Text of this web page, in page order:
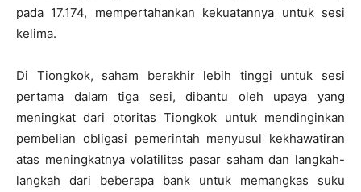
pada 17.174, mempertahankan kekuatannya untuk sesi
kelima.
Di Tiongkok, saham berakhir lebih tinggi untuk sesi
pertama dalam tiga sesi, dibantu oleh upaya yang
meningkat dari otoritas Tiongkok untuk mendinginkan
pembelian obligasi pemerintah menyusul kekhawatiran
atas meningkatnya volatilitas pasar saham dan langkah-
langkah dari beberapa bank untuk memangkas suku